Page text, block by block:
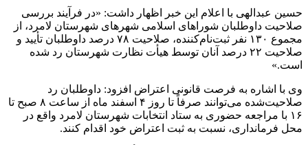
حسین عبدالهی با اعلام این خبر اظهار داشت: «در فرآیند بررسی
صلاحیت داوطلبان شوراهای اسلامی شهرهای شهرستان لامرد، از
مجموع ۱۳۰ نفر ثبت‌نام‌کننده، صلاحیت ۷۸ درصد داوطلبان تأیید و
صلاحیت ۲۲ درصد آنان توسط هیأت‌ نظارت شهرستان رد شده
است.»
وی با اشاره به فرصت قانونی اعتراض افزود: داوطلبان رد
صلاحیت‌شده می‌توانند صرفاً تا روز ۴ اسفند ماه از ساعت ۸ صبح تا
۱۶ با مراجعه حضوری به ستاد انتخابات شهرستان لامرد واقع در
محل فرمانداری، نسبت به ثبت اعتراض خود اقدام کنند.